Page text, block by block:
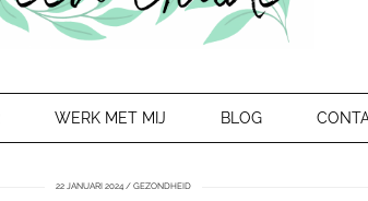
WERK MET MIJ BLOG
22 JANUARI 2024 GEZONDHEID